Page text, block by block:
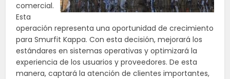
comercial.
Esta
operación representa una oportunidad de crecimiento
para Smurfit Kappa. Con esta decisión, mejorará los
estándares en sistemas operativas y optimizará la
experiencia de los usuarios y proveedores. De esta
manera, captará la atención de clientes importantes,